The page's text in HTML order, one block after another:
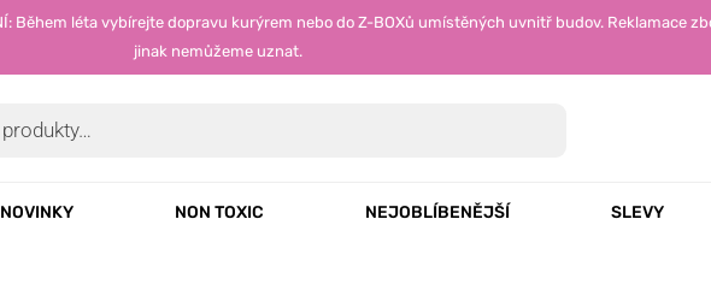
Během léta vybírejte dopravu kurýrem nebo do Z-BOXů umístěných uvnitř budov. Reklamace
jinak nemůžeme uznat.
NOVINKY NON TOXIC NEJOBLÍBENĚJŠÍ SLEVY